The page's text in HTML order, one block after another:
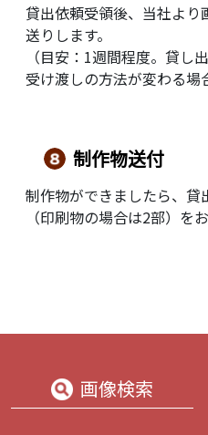
貸出依頼受領後、当社よ
送りします。
（目安：1週間程度。貸し
受け渡しの方法が変わる場
制作物送付
制作物ができましたら、貸
（印刷物の場合は2部）を
画像検索